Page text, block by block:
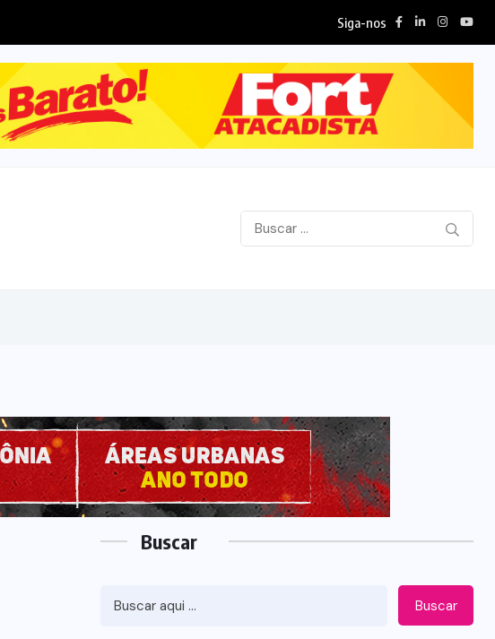
Siga-nos
Buscar
Buscar